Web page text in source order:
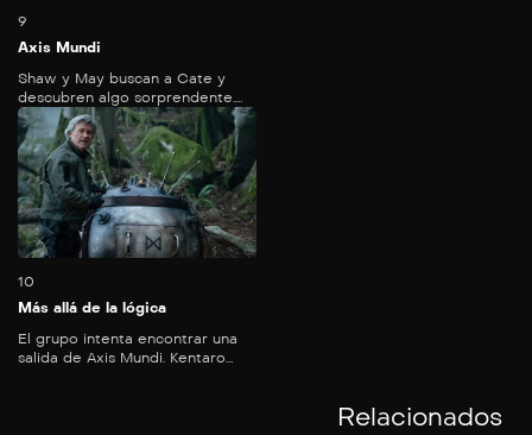
9
Axis Mundi
Shaw y May buscan a Cate y
descubren algo sorprendente....
10
Más allá de la lógica
El grupo intenta encontrar una
salida de Axis Mundi. Kentaro...
Relacionados